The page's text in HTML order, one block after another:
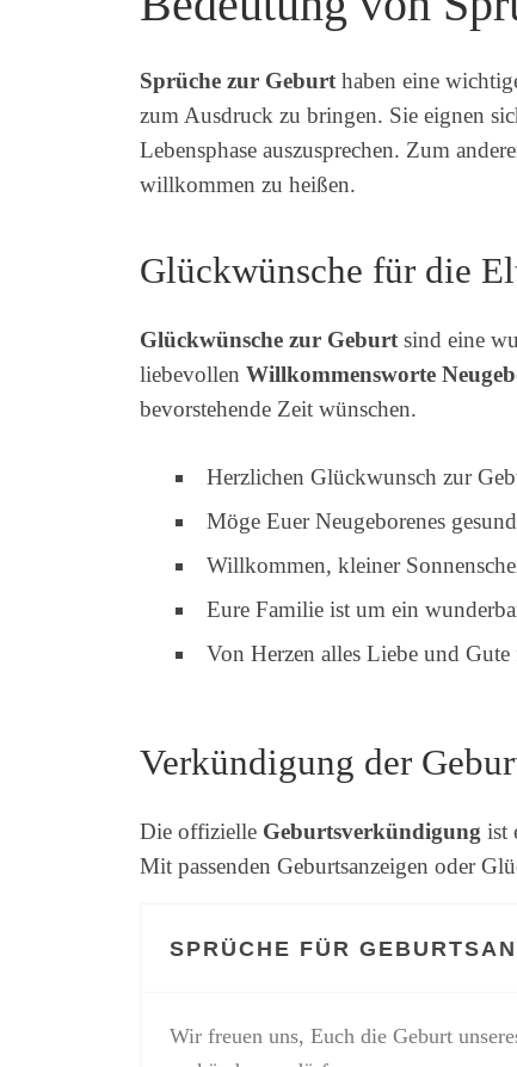
Sprüche zur Geburt haben eine
zum Ausdruck zu bringen. Sie eignen
Lebensphase auszusprechen. Zum
willkommen zu heißen.
Glückwünsche für die
Glückwünsche zur Geburt sind eine
liebevollen Willkommensworte
bevorstehende Zeit wünschen.
Herzlichen Glückwunsch zur
Möge Euer Neugeborenes
Willkommen, kleiner
Eure Familie ist um ein
Von Herzen alles Liebe und
Verkündigung der
Die offizielle Geburtsverkündigung ist
Mit passenden Geburtsanzeigen oder
SPRÜCHE FÜR
Wir freuen uns, Euch die Geburt